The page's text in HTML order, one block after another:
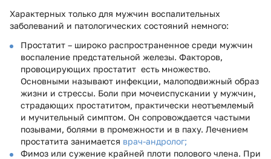
Характерных только для мужчин воспалительных
заболеваний и патологических состояний немного:
Простатит – широко распространенное среди мужчин
воспаление предстательной железы. Факторов,
провоцирующих простатит есть множество.
Основными называют инфекции, малоподвижный образ
жизни и стрессы. Боли при мочеиспускании у мужчин,
страдающих простатитом, практически неотъемлемый
и мучительный симптом. Он сопровождается частыми
позывами, болями в промежности и в паху. Лечением
простатита занимается врач-андролог;
Фимоз или сужение крайней плоти полового члена. При